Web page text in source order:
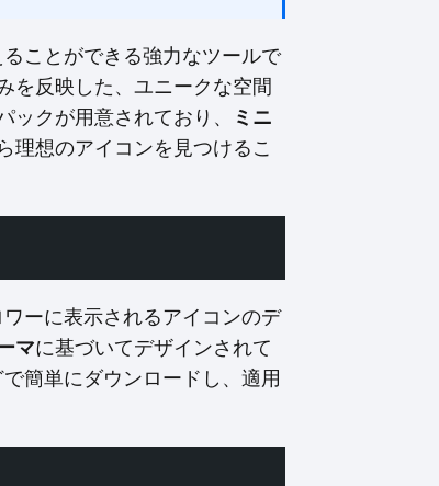
ことができる強力なツールで
を反映した、ユニークな空間
クが用意されており、
ミニ
理想のアイコンを見つけるこ
ーに表示されるアイコンのデ
マに基づいてデザインされて
簡単にダウンロードし、適用